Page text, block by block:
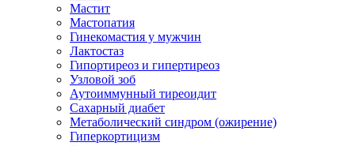
Мастит
Мастопатия
Гинекомастия у мужчин
Лактостаз
Гипортиреоз и гипертиреоз
Узловой зоб
Аутоиммунный тиреоидит
Сахарный диабет
Метаболический синдром (ожирение)
Гиперкортицизм